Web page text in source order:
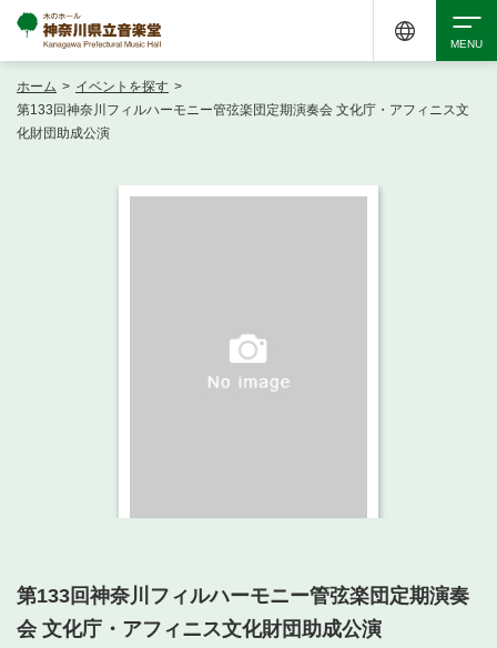
・ よくある質問
・ 空き状況
・ 抽選対象日
・ 音楽堂のご案内
神奈川県立音楽堂
SNS
検索
ホーム > イベントを探す >
第133回神奈川フィルハーモニー管弦楽団定期演奏会 文化庁・アフィニス文
化財団助成公演
第133回神奈川フィルハーモニー管弦楽団定期演奏
会 文化庁・アフィニス文化財団助成公演